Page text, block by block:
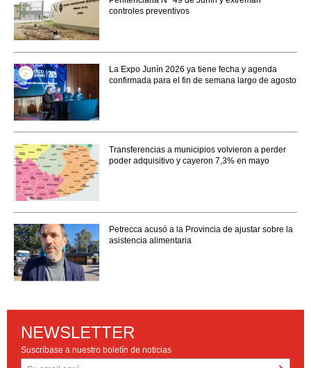
controles preventivos
La Expo Junín 2026 ya tiene fecha y agenda
confirmada para el fin de semana largo de agosto
Transferencias a municipios volvieron a perder
poder adquisitivo y cayeron 7,3% en mayo
Petrecca acusó a la Provincia de ajustar sobre la
asistencia alimentaria
NEWSLETTER
Suscríbase a nuestro boletín de noticias